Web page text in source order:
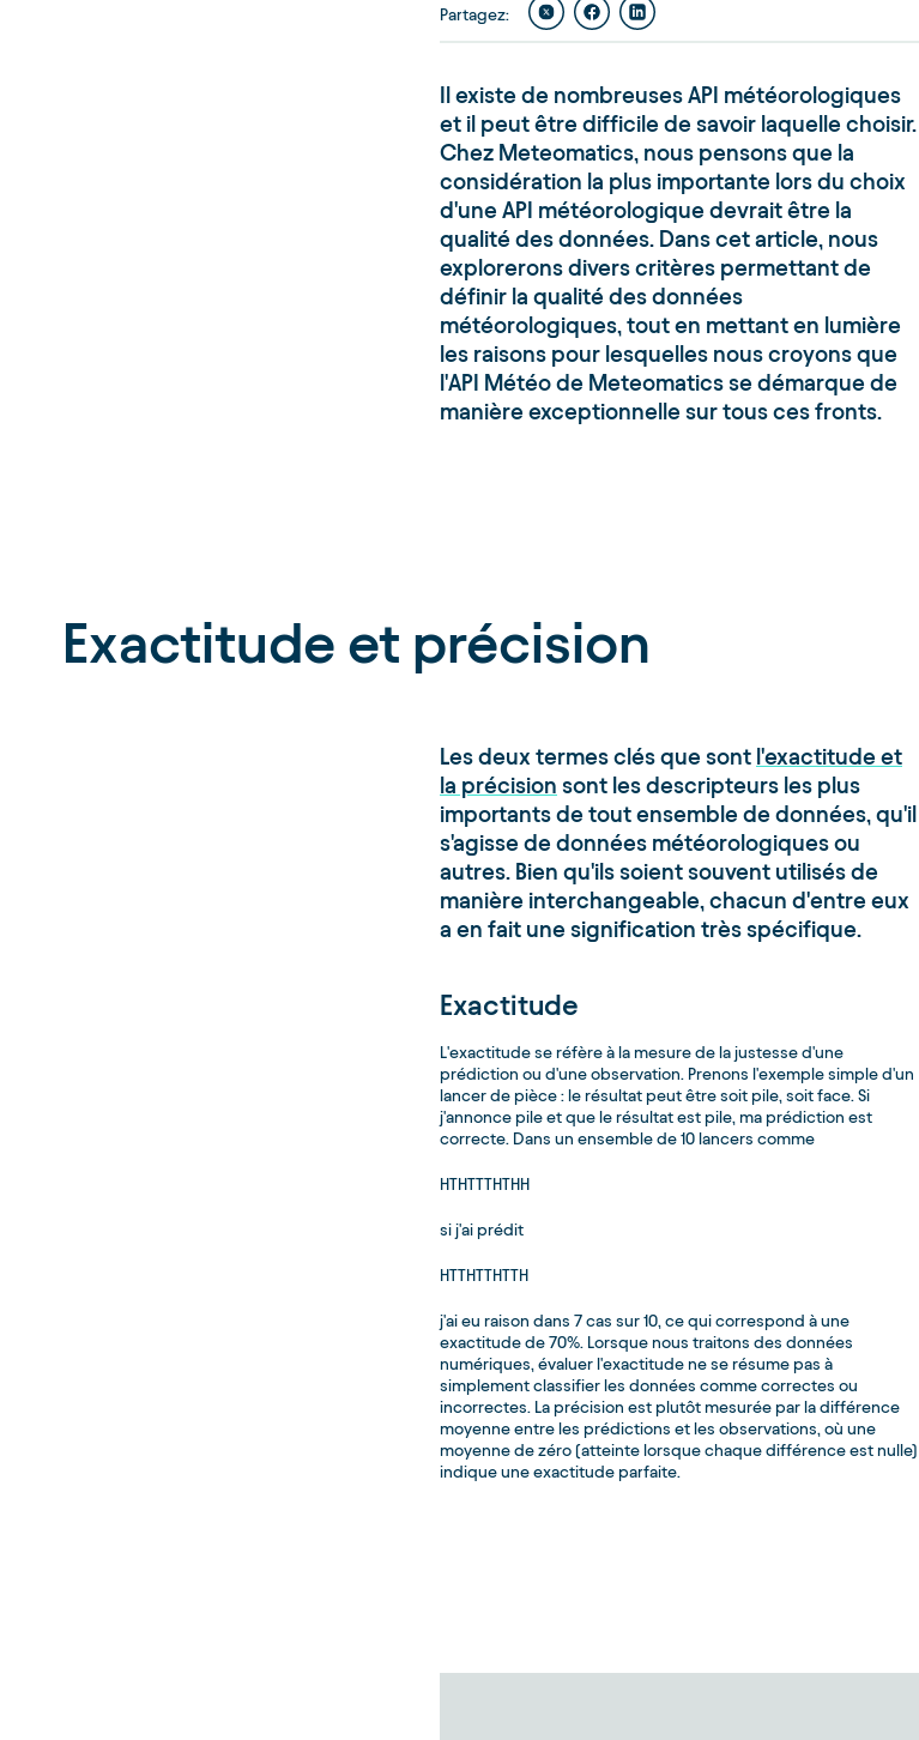
Partagez:
Il existe de nombreuses API météorologiques
et il peut être difficile de savoir laquelle choisir.
Chez Meteomatics, nous pensons que la
considération la plus importante lors du choix
d'une API météorologique devrait être la
qualité des données. Dans cet article, nous
explorerons divers critères permettant de
définir la qualité des données
météorologiques, tout en mettant en lumière
les raisons pour lesquelles nous croyons que
l'API Météo de Meteomatics se démarque de
manière exceptionnelle sur tous ces fronts.
Exactitude et précision
Les deux termes clés que sont l'exactitude et
la précision sont les descripteurs les plus
importants de tout ensemble de données, qu'il
s'agisse de données météorologiques ou
autres. Bien qu'ils soient souvent utilisés de
manière interchangeable, chacun d'entre eux
a en fait une signification très spécifique.
Exactitude
L'exactitude se réfère à la mesure de la justesse d'une
prédiction ou d'une observation. Prenons l'exemple simple d'un
lancer de pièce : le résultat peut être soit pile, soit face. Si
j'annonce pile et que le résultat est pile, ma prédiction est
correcte. Dans un ensemble de 10 lancers comme
HTHTTTHTHH
si j'ai prédit
HTTHTTHTTH
j'ai eu raison dans 7 cas sur 10, ce qui correspond à une
exactitude de 70%. Lorsque nous traitons des données
numériques, évaluer l'exactitude ne se résume pas à
simplement classifier les données comme correctes ou
incorrectes. La précision est plutôt mesurée par la différence
moyenne entre les prédictions et les observations, où une
moyenne de zéro (atteinte lorsque chaque différence est nulle)
indique une exactitude parfaite.